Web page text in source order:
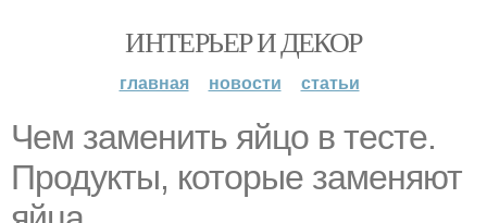
ИНТЕРЬЕР И ДЕКОР
главная новости статьи
Чем заменить яйцо в тесте.
Продукты, которые заменяют